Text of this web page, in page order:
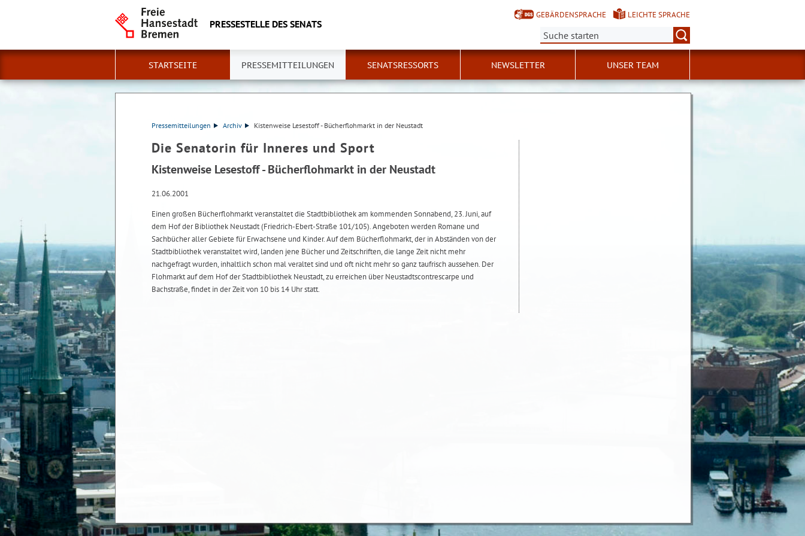
PRESSESTELLE DES SENATS
GEBÄRDENSPRACHE
LEICHTE SPRACHE
Suche:
STARTSEITE PRESSEMITTEILUNGEN SENATSRESSORTS NEWSLETTER UNSER TEAM
Pressemitteilungen Archiv Kistenweise Lesestoff - Bücherflohmarkt in der Neustadt
Die Senatorin für Inneres und Sport
Kistenweise Lesestoff - Bücherflohmarkt in der Neustadt
21.06.2001
Einen großen Bücherflohmarkt veranstaltet die Stadtbibliothek am kommenden Sonnabend, 23. Juni, auf
dem Hof der Bibliothek Neustadt (Friedrich-Ebert-Straße 101/105). Angeboten werden Romane und
Sachbücher aller Gebiete für Erwachsene und Kinder. Auf dem Bücherflohmarkt, der in Abständen von der
Stadtbibliothek veranstaltet wird, landen jene Bücher und Zeitschriften, die lange Zeit nicht mehr
nachgefragt wurden, inhaltlich schon mal veraltet sind und oft nicht mehr so ganz taufrisch aussehen. Der
Flohmarkt auf dem Hof der Stadtbibliothek Neustadt, zu erreichen über Neustadtscontrescarpe und
Bachstraße, findet in der Zeit von 10 bis 14 Uhr statt.